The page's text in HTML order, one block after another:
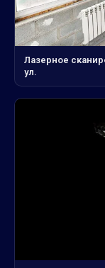
Лазерное
ул.